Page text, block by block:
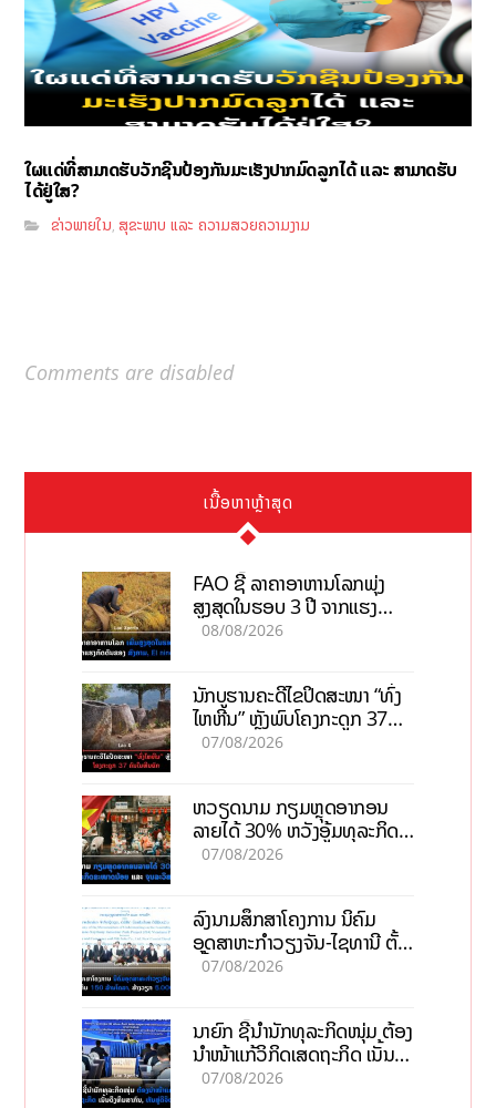
ໃຜແດ່ທີ່ສາມາດຮັບວັກຊີນປ້ອງກັນມະເຮັງປາກມົດລູກໄດ້ ແລະ ສາມາດຮັບ
ໄດ້ຢູ່ໃສ?
ຂ່າວພາຍໃນ,ສຸຂະພາບ ແລະ ຄວາມສວຍຄວາມງາມ
Comments are disabled
ເນື້ອຫາຫຼ້າສຸດ
FAO ຊີ້ ລາຄາອາຫານໂລກພຸ່ງ
ສູງສຸດໃນຮອບ 3 ປີ ຈາກແຮງ
ກົດດັນຂອງສົງຄາມ, El nino
08/08/2026
ນັກບູຮານຄະດີໄຂປິດສະໜາ “ທົ່ງ
ໄຫຫີນ” ຫຼັງພົບໂຄງກະດູກ 37
ຄົນໃນຫີນຍັກ
07/08/2026
ຫວຽດນາມ ກຽມຫຼຸດອາກອນ
ລາຍໄດ້ 30% ຫວັງອູ້ມທຸລະກິດ
ຂະໜາດນ້ອຍ ແລະ ຈຸນລະ
07/08/2026
ລົງນາມສຶກສາໂຄງການ ນິຄົມ
ອຸດສາຫະກຳວຽງຈັນ-ໄຊທານີ ຕັ້ງ
ເປົ້າດຶງທຶນ 150 ລ້ານໂດລາ, ສ້າງ
07/08/2026
ນາຍົກ ຊີ້ນຳນັກທຸລະກິດໜຸ່ມ ຕ້ອງ
ນຳໜ້າແກ້ວິກິດເສດຖະກິດ ເນັ້ນດຶງ
ທຶນສາກົນ, ຫັນສູ່ດິຈິຕອນ
07/08/2026